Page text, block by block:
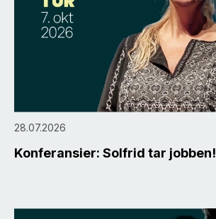
28.07.2026
Konferansier: Solfrid tar jobben!